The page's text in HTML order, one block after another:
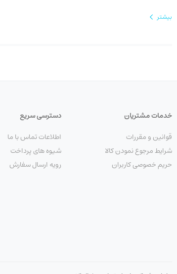
بیشتر
خدمات مشتریان
قوانین و مقررات
شرایط مرجوع نمودن کالا
حریم خصوصی کاربران
دسترسی سریع
اطلاعات تماس با ما
شیوه های پرداخت
رویه ارسال سفارش